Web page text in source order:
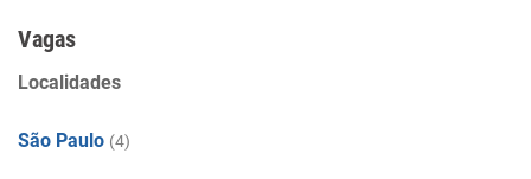
Vagas
Localidades
São Paulo (4)